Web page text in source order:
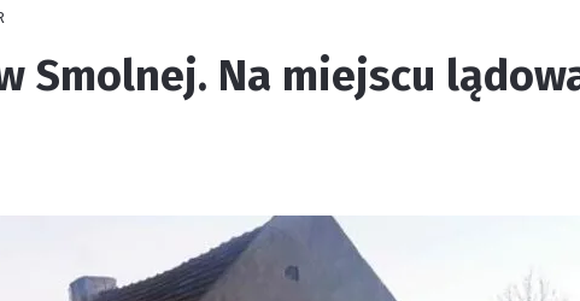
Smolnej. Na miejscu